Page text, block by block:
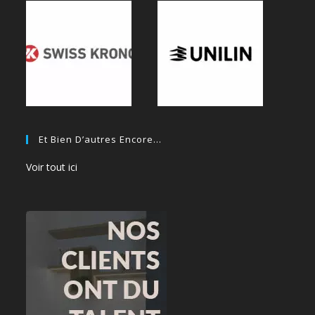
Et Bien D’autres Encore…
Voir tout ici